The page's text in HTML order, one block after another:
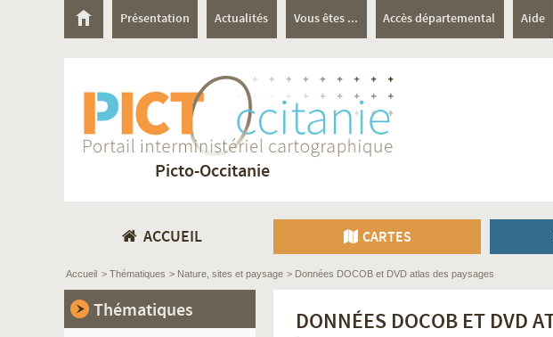
Présentation Actualités Vous êtes ... Accès départemental Aide
Picto-Occitanie
ACCUEIL CARTES
Accueil > Thématiques > Nature, sites et paysage > Données DOCOB et DVD atlas des paysages
Thématiques DONNÉES DOCOB ET DVD